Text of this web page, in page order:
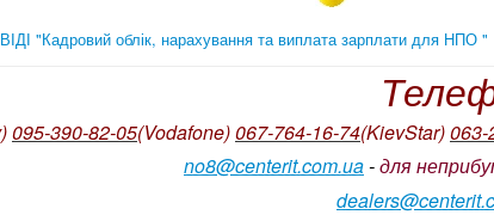
"Кадровий облік, нарахування та виплата зарплати для НПО "
095-390-82-05(Vodafone)067-764-16-74(KievStar)063-
no8@centerit.com.ua-для